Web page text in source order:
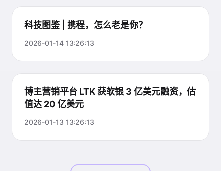
科技图鉴 | 携程，怎么老是你？
2026-01-14 13:26:13
博主营销平台 LTK 获软银 3 亿美元融资，估
值达 20 亿美元
2026-01-13 13:26:13